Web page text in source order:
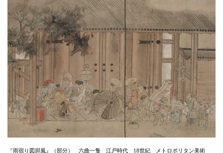
『雨宿り図屛風』（部分） 六曲一隻 江戸時代 18世紀 メトロポリタン美術